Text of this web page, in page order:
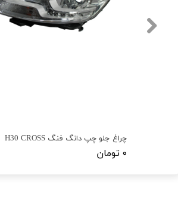
چراغ جلو چپ دانگ فنگ H30 CROSS
۰ تومان